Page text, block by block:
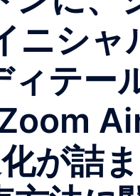
ニシャ
テー
が詰